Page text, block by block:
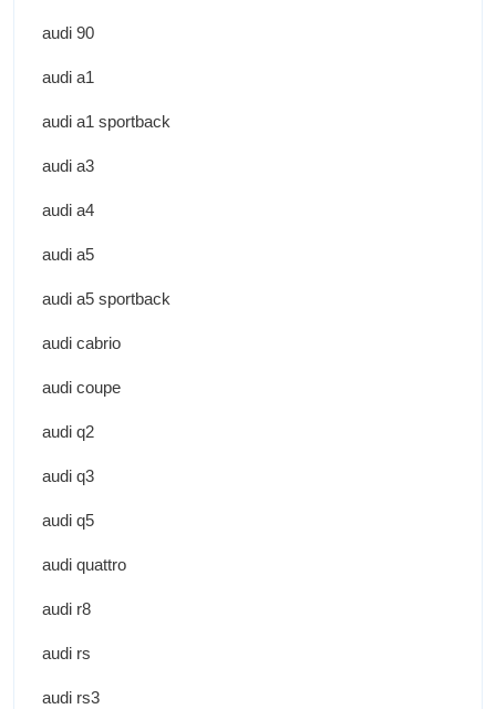
audi 90
audi a1
audi a1 sportback
audi a3
audi a4
audi a5
audi a5 sportback
audi cabrio
audi coupe
audi q2
audi q3
audi q5
audi quattro
audi r8
audi rs
audi rs3